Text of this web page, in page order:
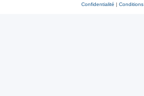
Confidentialité | Conditions